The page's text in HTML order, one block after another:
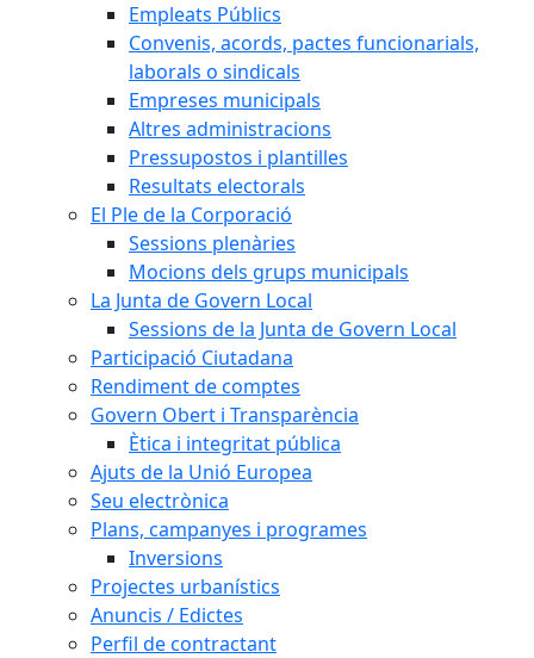
Empleats Públics
Convenis, acords, pactes funcionarials,
laborals o sindicals
Empreses municipals
Altres administracions
Pressupostos i plantilles
Resultats electorals
El Ple de la Corporació
Sessions plenàries
Mocions dels grups municipals
La Junta de Govern Local
Sessions de la Junta de Govern Local
Participació Ciutadana
Rendiment de comptes
Govern Obert i Transparència
Ètica i integritat pública
Ajuts de la Unió Europea
Seu electrònica
Plans, campanyes i programes
Inversions
Projectes urbanístics
Anuncis / Edictes
Perfil de contractant